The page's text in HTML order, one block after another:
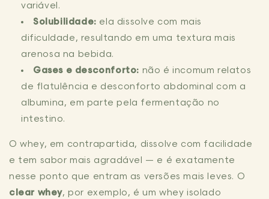
variável.
Solubilidade: ela dissolve com mais
dificuldade, resultando em uma textura mais
arenosa na bebida.
Gases e desconforto: não é incomum relatos
de flatulência e desconforto abdominal com a
albumina, em parte pela fermentação no
intestino.
O whey, em contrapartida, dissolve com facilidade
e tem sabor mais agradável — e é exatamente
nesse ponto que entram as versões mais leves. O
clear whey, por exemplo, é um whey isolado